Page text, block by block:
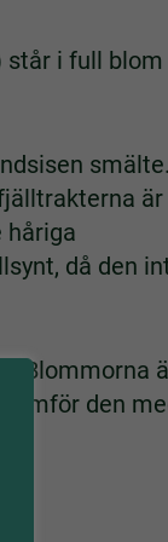
står i full blom
är
håriga
då den
Blommorna
jämför den